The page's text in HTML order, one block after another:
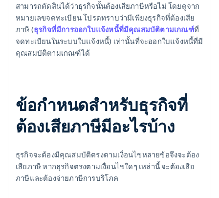
สามารถตัดสินได้ว่าธุรกิจนั้นต้องเสียภาษีหรือไม่ โดยดูจาก
หมายเลขจดทะเบียน โปรดทราบว่ามีเพียงธุรกิจที่ต้องเสีย
ภาษี (ธุรกิจที่มีการออกใบแจ้งหนี้ที่มีคุณสมบัติตามเกณฑ์ที่
จดทะเบียนในระบบใบแจ้งหนี้) เท่านั้นที่จะออกใบแจ้งหนี้ที่มี
คุณสมบัติตามเกณฑ์ได้
ข้อกําหนดสําหรับธุรกิจที่
ต้องเสียภาษีมีอะไรบ้าง
ธุรกิจจะต้องมีคุณสมบัติตรงตามเงื่อนไขหลายข้อจึงจะต้อง
เสียภาษี หากธุรกิจตรงตามเงื่อนไขใดๆ เหล่านี้ จะต้องเสีย
ภาษีและต้องจ่ายภาษีการบริโภค